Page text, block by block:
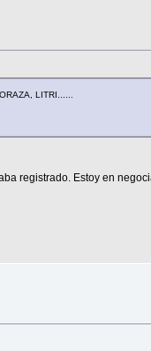
LITRI......
registrado. Estoy en